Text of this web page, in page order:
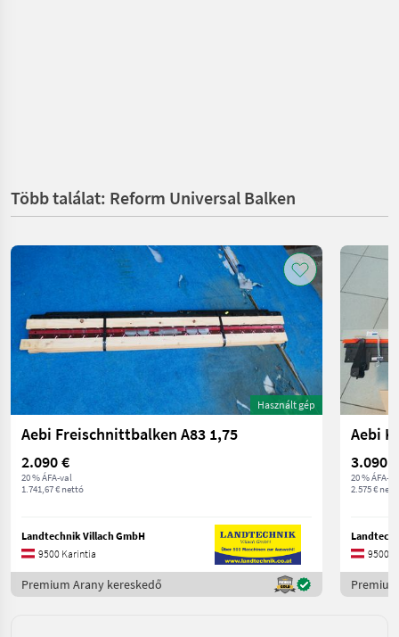
Több találat: Reform Universal Balken
Használt gép
Aebi Freischnittbalken A83 1,75
2.090 €
20 % ÁFA-val
1.741,67 € nettó
Landtechnik Villach GmbH
9500 Karintia
Premium Arany kereskedő
Aebi
3.090 €
20 % ÁFA-
2.575 €
9500